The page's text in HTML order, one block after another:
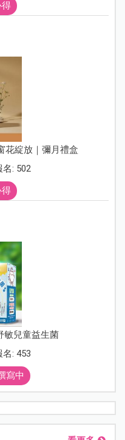
花綻放｜彌月禮盒
名: 502
得
敏兒童益生菌
: 453
寫中